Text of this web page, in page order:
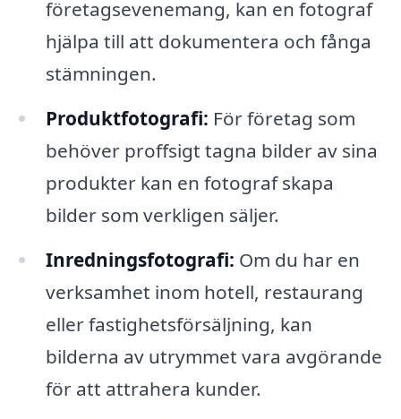
företagsevenemang, kan en fotograf
hjälpa till att dokumentera och fånga
stämningen.
Produktfotografi: För företag som
behöver proffsigt tagna bilder av sina
produkter kan en fotograf skapa
bilder som verkligen säljer.
Inredningsfotografi: Om du har en
verksamhet inom hotell, restaurang
eller fastighetsförsäljning, kan
bilderna av utrymmet vara avgörande
för att attrahera kunder.